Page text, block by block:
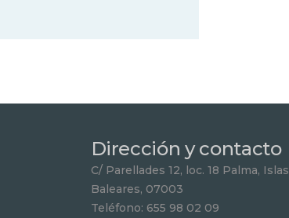
Dirección y contacto
C/ Parellades 12, loc. 18 Palma, Islas
Baleares, 07003
Teléfono: 655 98 02 09